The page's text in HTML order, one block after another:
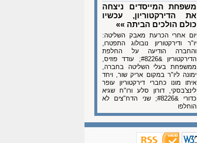
משפחת המייסדים ניצחה
את הדירקטוריון, עכשיו
כולם הולכים הביתה »»
יום אחרי הכרעת מאבק השליטה:
יו"ר ודירקטוריון נובולוג התפטרו,
והחברה הודיעה על החלפת
הדירקטוריון &#8226; עודד פוזיס,
ממשפחת בעלי השליטה בחברה,
ימונה ליו"ר במקום אריק שור, ויחד
איתו מונו כחברי דירקטוריון עופר
לינצ'בסקי, דורון סלע ורו"ח שגיא
כדורי &#8226; שני הדח"צים לא
הוחלפו